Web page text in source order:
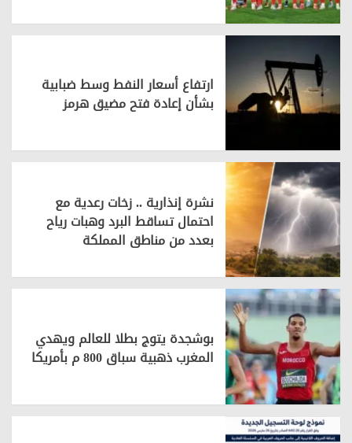
ارتفاع أسعار النفط وسط ضبابية
بشأن إعادة فتح مضيق هرمز
نشرة إنذارية .. زخات رعدية مع
احتمال تساقط البرد وهبات رياح
بعدد من مناطق المملكة
بوشجدة يتوج بطلا للعالم ويهدي
المغرب ذهبية سباق 800 م بأمريكا